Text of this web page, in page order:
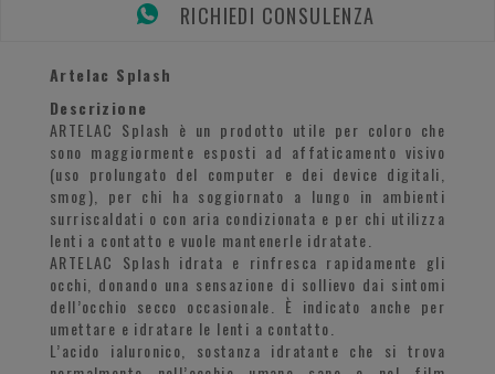
RICHIEDI CONSULENZA
Artelac Splash
Descrizione
ARTELAC Splash è un prodotto utile per coloro che
sono maggiormente esposti ad affaticamento visivo
(uso prolungato del computer e dei device digitali,
smog), per chi ha soggiornato a lungo in ambienti
surriscaldati o con aria condizionata e per chi utilizza
lenti a contatto e vuole mantenerle idratate.
ARTELAC Splash idrata e rinfresca rapidamente gli
occhi, donando una sensazione di sollievo dai sintomi
dell’occhio secco occasionale. È indicato anche per
umettare e idratare le lenti a contatto.
L’acido ialuronico, sostanza idratante che si trova